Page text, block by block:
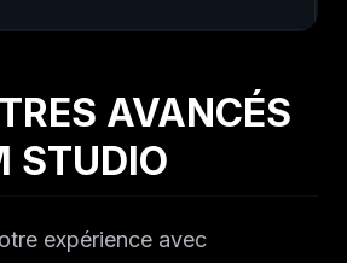
AVANCÉS
STUDIO
expérience avec